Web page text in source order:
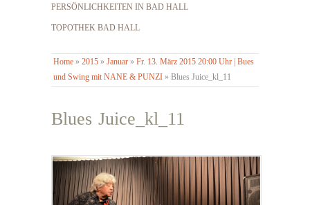
PERSÖNLICHKEITEN IN BAD HALL
TOPOTHEK BAD HALL
Home » 2015 » Januar » Fr. 13. März 2015 20:00 Uhr | Bues
und Swing mit NANE & PUNZI » Blues Juice_kl_11
Blues Juice_kl_11